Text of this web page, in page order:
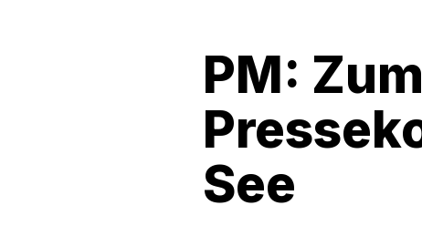
PM:
See